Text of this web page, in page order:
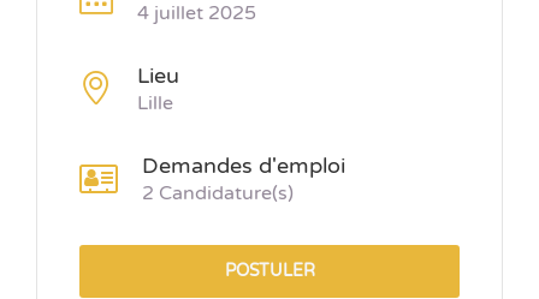
4 juillet 2025
Lieu
Lille
Demandes d'emploi
2 Candidature(s)
POSTULER